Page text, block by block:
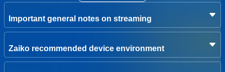
2026/5/17 21:00 整理番号先着順にて販売開始
【注意事項】
・モッシュ／リフト／ダイブなどの危険行為は禁止致しま
Important general notes on streaming
Zaiko recommended device environment